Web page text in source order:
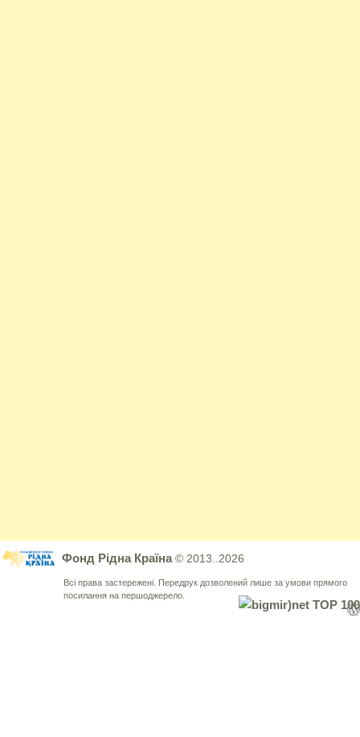
Фонд Рідна Країна© 2013..2026
Всі права застережені. Передрук дозволений лише за умови прямого
посилання на першоджерело.